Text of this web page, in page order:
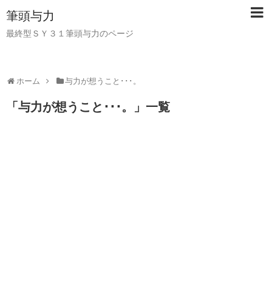
筆頭与力
最終型ＳＹ３１筆頭与力のページ
ホーム 与力が想うこと･･･。
「 与力が想うこと･･･。 」 一覧